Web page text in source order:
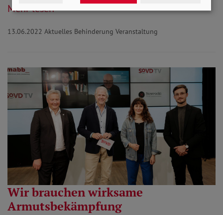
Mehr lesen
13.06.2022 Aktuelles Behinderung Veranstaltung
Wir brauchen wirksame
Armutsbekämpfung